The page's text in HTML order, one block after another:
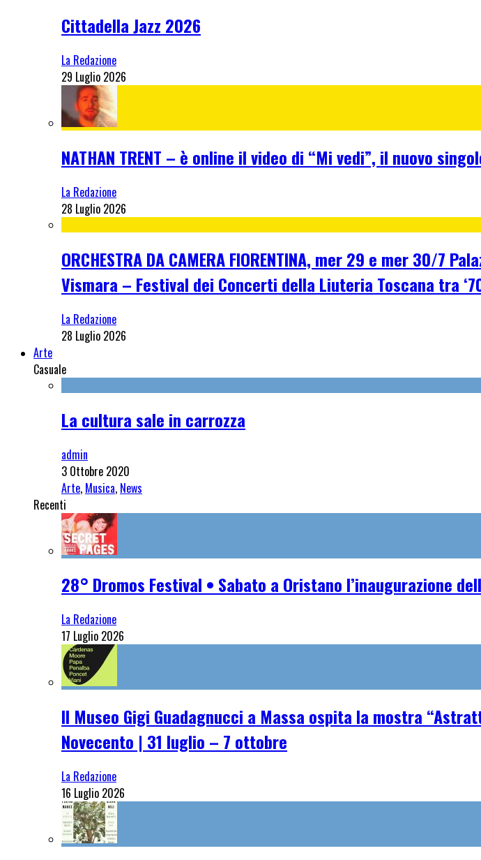
Cittadella Jazz 2026
La Redazione
29 Luglio 2026
NATHAN TRENT – è online il video di “Mi vedi”, il nuovo
La Redazione
28 Luglio 2026
ORCHESTRA DA CAMERA FIORENTINA, mer 29 e mer 30/
Vismara – Festival dei Concerti della Liuteria Toscana tra
La Redazione
28 Luglio 2026
Arte
Casuale
La cultura sale in carrozza
admin
3 Ottobre 2020
Arte, Musica, News
Recenti
28° Dromos Festival • Sabato a Oristano l’inaugurazione
La Redazione
17 Luglio 2026
Il Museo Gigi Guadagnucci a Massa ospita la mostra
Novecento | 31 luglio – 7 ottobre
La Redazione
16 Luglio 2026